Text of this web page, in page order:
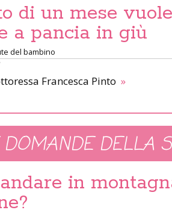
di un mese
a pancia in giù
del bambino
Francesca Pinto »
DELLA
in